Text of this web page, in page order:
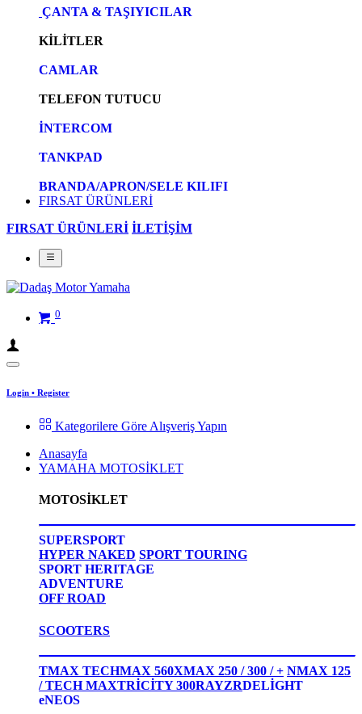
ÇANTA & TAŞIYICILAR
KİLİTLER
CAMLAR
TELEFON TUTUCU
İNTERCOM
TANKPAD
BRANDA/APRON/SELE KILIFI
FIRSAT ÜRÜNLERİ
FIRSAT ÜRÜNLERİ İLETİŞİM
0
Login • Register
Kategorilere Göre Alışveriş Yapın
Anasayfa
YAMAHA MOTOSİKLET
MOTOSİKLET
SUPERSPORT
HYPER NAKED SPORT TOURING
SPORT HERITAGE
ADVENTURE
OFF ROAD
SCOOTERS
TMAX TECHMAX 560XMAX 250 / 300 / + NMAX 125
/ TECH MAXTRİCİTY 300RAYZRDELİGHT
eNEOS